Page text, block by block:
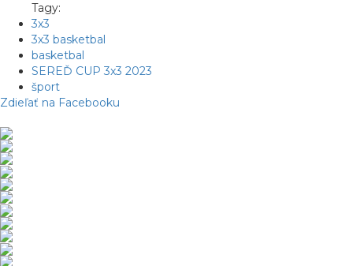
Tagy:
3x3
3x3 basketbal
basketbal
SEREĎ CUP 3x3 2023
šport
Zdieľať na Facebooku